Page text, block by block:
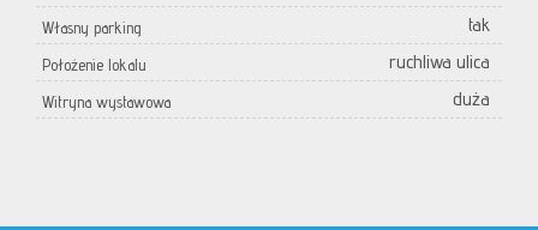
Własny parking tak
Położenie lokalu ruchliwa ulica
Witryna wystawowa duża